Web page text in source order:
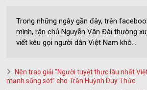
Trong những ngày gần đây, trên
mình, rận chủ Nguyễn Văn Đài thường
viết kêu gọi người dân Việt Nam khô...
Nên trao giải “Người tuyệt thực lâu nhất
mạnh sống sót” cho Trần Huỳnh Duy Thức